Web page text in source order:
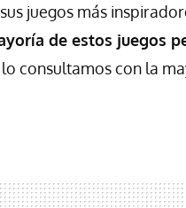
juegos más
de estos juegos
consultamos con la